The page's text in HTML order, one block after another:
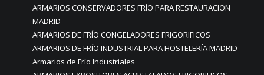
ARMARIOS CONSERVADORES FRÍO PARA RESTAURACION
MADRID
ARMARIOS DE FRÍO CONGELADORES FRIGORIFICOS
ARMARIOS DE FRÍO INDUSTRIAL PARA HOSTELERÍA MADRID
Armarios de Frío Industriales